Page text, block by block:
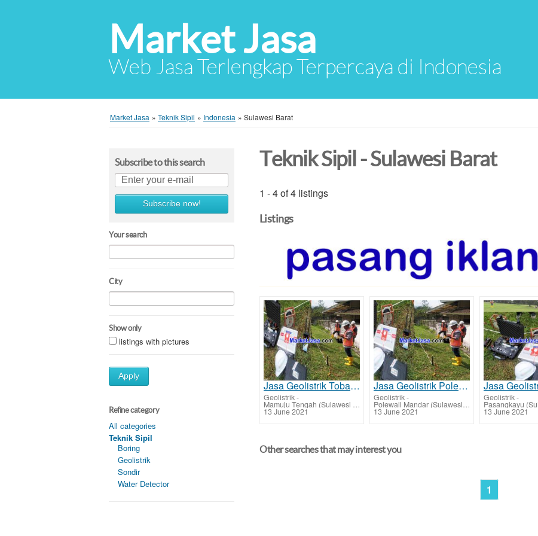
Market Jasa
Web Jasa Terlengkap Terpercaya di Indonesia
Market Jasa » Teknik Sipil » Indonesia » Sulawesi Barat
Subscribe to this search
Subscribe now!
Your search
City
Show only
listings with pictures
Apply
Refine category
All categories
Teknik Sipil
Boring
Geolistrik
Sondir
Water Detector
Teknik Sipil - Sulawesi Barat
1 - 4 of 4 listings
Listings
Jasa Geolistrik Tobadak - Mamuju Tengah Mencari Sumber Mata Air Bawah Tanah Tarif Biaya Per Titik Mu
Geolistrik-
Mamuju Tengah (Sulawesi Barat)
13 June 2021
Jasa Geolistrik Polewali - Polewali Mandar Mencari Sumber Mata Air Bawah Tanah Tarif Biaya Per Titik
Geolistrik-
Polewali Mandar (Sulawesi Barat)
13 June 2021
Geolistrik-
Pasangkayu
13 June 2021
Other searches that may interest you
1